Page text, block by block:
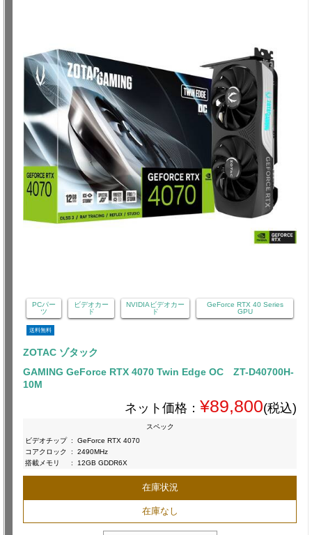
PCパー
ツ
ビデオカー
ド
NVIDIAビデオカー
ド
GeForce RTX 40 Series
GPU
送料無料
ZOTAC ゾタック
GAMING GeForce RTX 4070 Twin Edge OC ZT-D40700H-
10M
ネット価格： ¥89,800(税込)
スペック
ビデオチップ :
GeForce RTX 4070
コアクロック
:
2490MHz
搭載メモリ
: 12GB GDDR6X
在庫状況
在庫なし